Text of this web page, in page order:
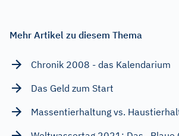
Mehr Artikel zu diesem Thema
Chronik 2008 - das Kalendarium
Das Geld zum Start
Massentierhaltung vs.